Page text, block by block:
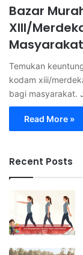
Bazar
XIII/
Temukan
kodam xiii/
bagi masyarakat.
Read More »
Recent Posts